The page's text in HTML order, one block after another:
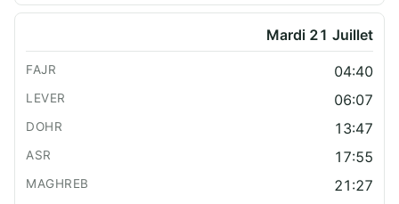
Mardi 21 Juillet
04:40
06:07
13:47
17:55
21:27